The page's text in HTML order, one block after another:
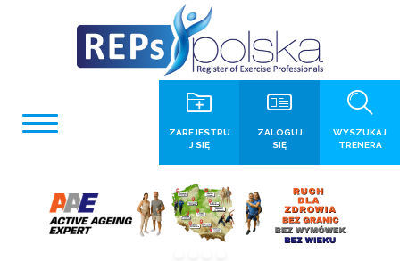
WYSZUKAJ
TRENERA
ZALOGUJ
SIĘ
ZAREJESTRU
J SIĘ